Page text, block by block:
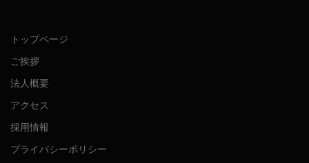
トップページ
ご挨拶
法人概要
アクセス
採用情報
プライバシーポリシー